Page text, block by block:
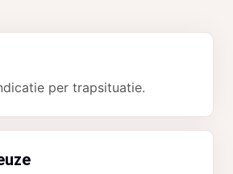
per trapsituatie.